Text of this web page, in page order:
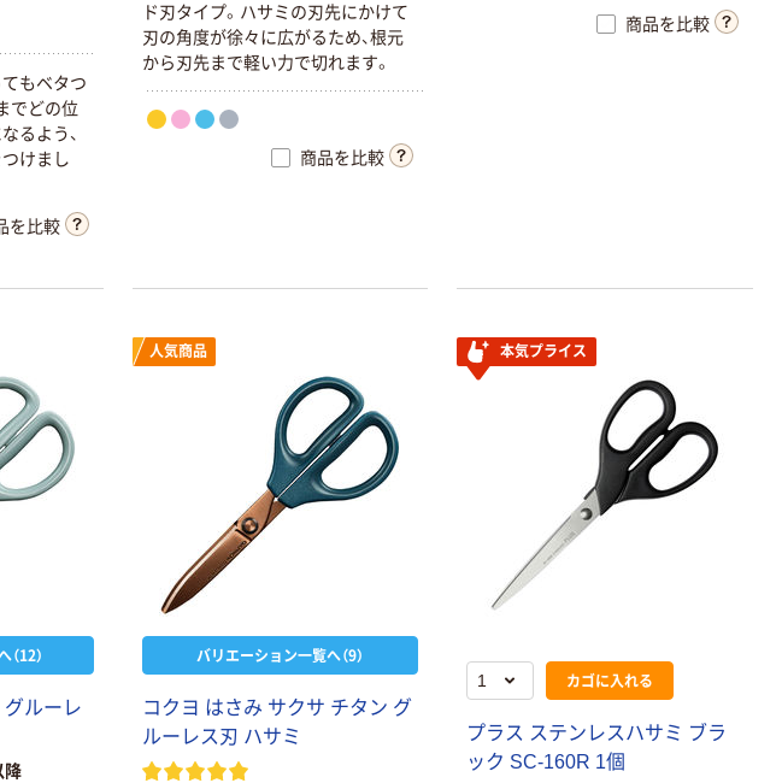
もベタつ
でどの位
るよう、
けまし
を比較
ド刃タイプ。ハサミの刃先にかけて
刃の角度が徐々に広がるため、根元
から刃先まで軽い力で切れます。
商品を比較
商品を比較
12）
グルーレ
降
人気商品
バリエーション一覧へ（9）
コクヨ はさみ サクサ チタン グ
ルーレス刃 ハサミ
本気プライス
カゴに入れる
プラス ステンレスハサミ ブラ
ック SC-160R 1個